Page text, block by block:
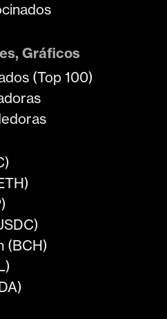
Gráficos
(Top 100)
(BCH)